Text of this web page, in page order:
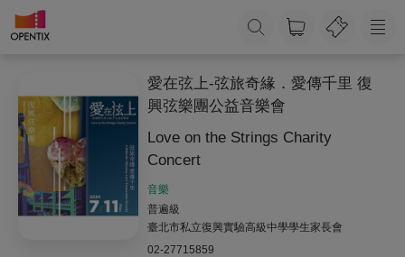
愛在弦上-弦旅奇緣．愛傳千里 復
興弦樂團公益音樂會
Love on the Strings Charity
Concert
音樂
普遍級
臺北市私立復興實驗高級中學學生家長會
02-27715859